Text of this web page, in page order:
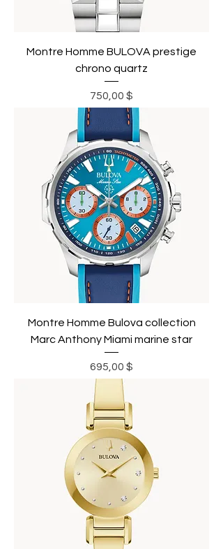
Montre Homme BULOVA prestige
chrono quartz
Prix
750,00 $
Montre Homme Bulova collection
Marc Anthony Miami marine star
Prix
695,00 $